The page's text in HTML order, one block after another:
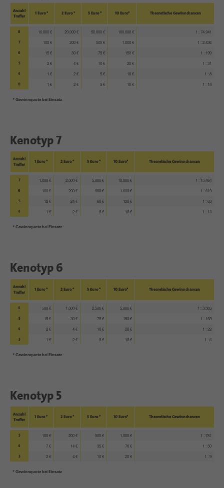
Anzahl
Treffer
1 Euro * 2 Euro * 5 Euro * 10 Euro* Theoretische Gewinnchancen
8 10.000 € 20.000 € 50.000 € 100.000 €
1 : 74.941
7
100 € 200 € 500 € 1.000 €
1 : 2.436
6
15 € 30 € 75 € 150 €
1 : 199
5
2 € 4 € 10 € 20 €
1 : 31
4
1 € 2 € 5 € 10 €
1 : 8
0
1 € 2 € 5 € 10 € 1 : 18
* Gewinnquote bei Einsatz
Kenotyp 7
Anzahl
Treffer
1 Euro * 2 Euro * 5 Euro * 10 Euro* Theoretische Gewinnchancen
7 1.000 € 2.000 € 5.000 € 10.000 €
1 : 15.464
6
100 € 200 € 500 € 1.000 €
1 : 619
5
12 € 24 € 60 € 120 €
1 : 63
4
1 € 2 € 5 € 10 € 1 : 13
* Gewinnquote bei Einsatz
Kenotyp 6
Anzahl
Treffer
1 Euro * 2 Euro * 5 Euro * 10 Euro* Theoretische Gewinnchancen
6 500 € 1.000 € 2.500 € 5.000 €
1 : 3.383
5
15 € 30 € 75 € 150 €
1 : 169
4
2 € 4 € 10 € 20 €
1 : 22
3
1 € 2 € 5 € 10 € 1 : 6
* Gewinnquote bei Einsatz
Kenotyp 5
Anzahl
Treffer
1 Euro * 2 Euro * 5 Euro * 10 Euro* Theoretische Gewinnchancen
5 100 € 200 € 500 € 1.000 €
1 : 781
4
7 € 14 € 35 € 70 €
1 : 50
3
2 € 4 € 10 € 20 € 1 : 9
* Gewinnquote bei Einsatz